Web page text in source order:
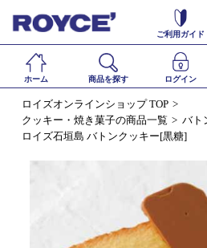
ご利用ガイド
ホーム 商品を探す ログイン
ロイズオンラインショップ TOP
クッキー・焼き菓子の商品一覧
バト
ロイズ石垣島 バトンクッキー[黒糖]